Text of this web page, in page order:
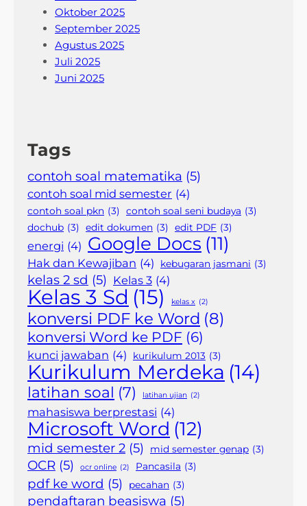
Oktober 2025
September 2025
Agustus 2025
Juli 2025
Juni 2025
Tags
contoh soal matematika (5)
contoh soal mid semester (4)
contoh soal pkn (3) contoh soal seni budaya (3)
dochub (3) edit dokumen (3) edit PDF (3)
energi (4) Google Docs (11)
Hak dan Kewajiban (4) kebugaran jasmani (3)
kelas 2 sd (5) Kelas 3 (4)
Kelas 3 Sd (15) kelas x (2)
konversi PDF ke Word (8)
konversi Word ke PDF (6)
kunci jawaban (4) kurikulum 2013 (3)
Kurikulum Merdeka (14)
latihan soal (7) latihan ujian (2)
mahasiswa berprestasi (4)
Microsoft Word (12)
mid semester 2 (5) mid semester genap (3)
OCR (5) ocr online (2) Pancasila (3)
pdf ke word (5) pecahan (3)
pendaftaran beasiswa (5)